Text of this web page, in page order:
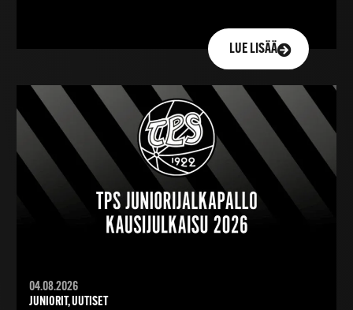
LUE LISÄÄ
04.08.2026
JUNIORIT, UUTISET